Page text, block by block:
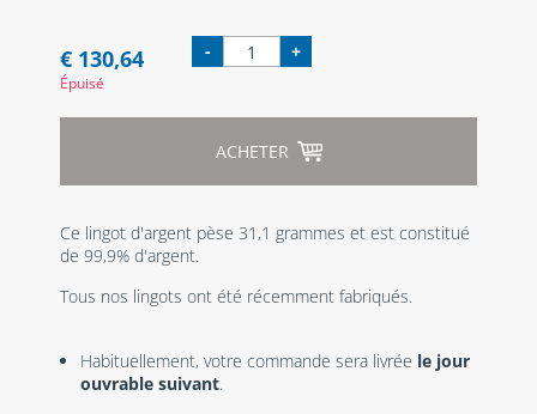
€ 130,64 - +
Épuisé
ACHETER
Ce lingot d'argent pèse 31,1 grammes et est constitué
de 99,9% d'argent.
Tous nos lingots ont été récemment fabriqués.
Habituellement, votre commande sera livrée le jour
ouvrable suivant.